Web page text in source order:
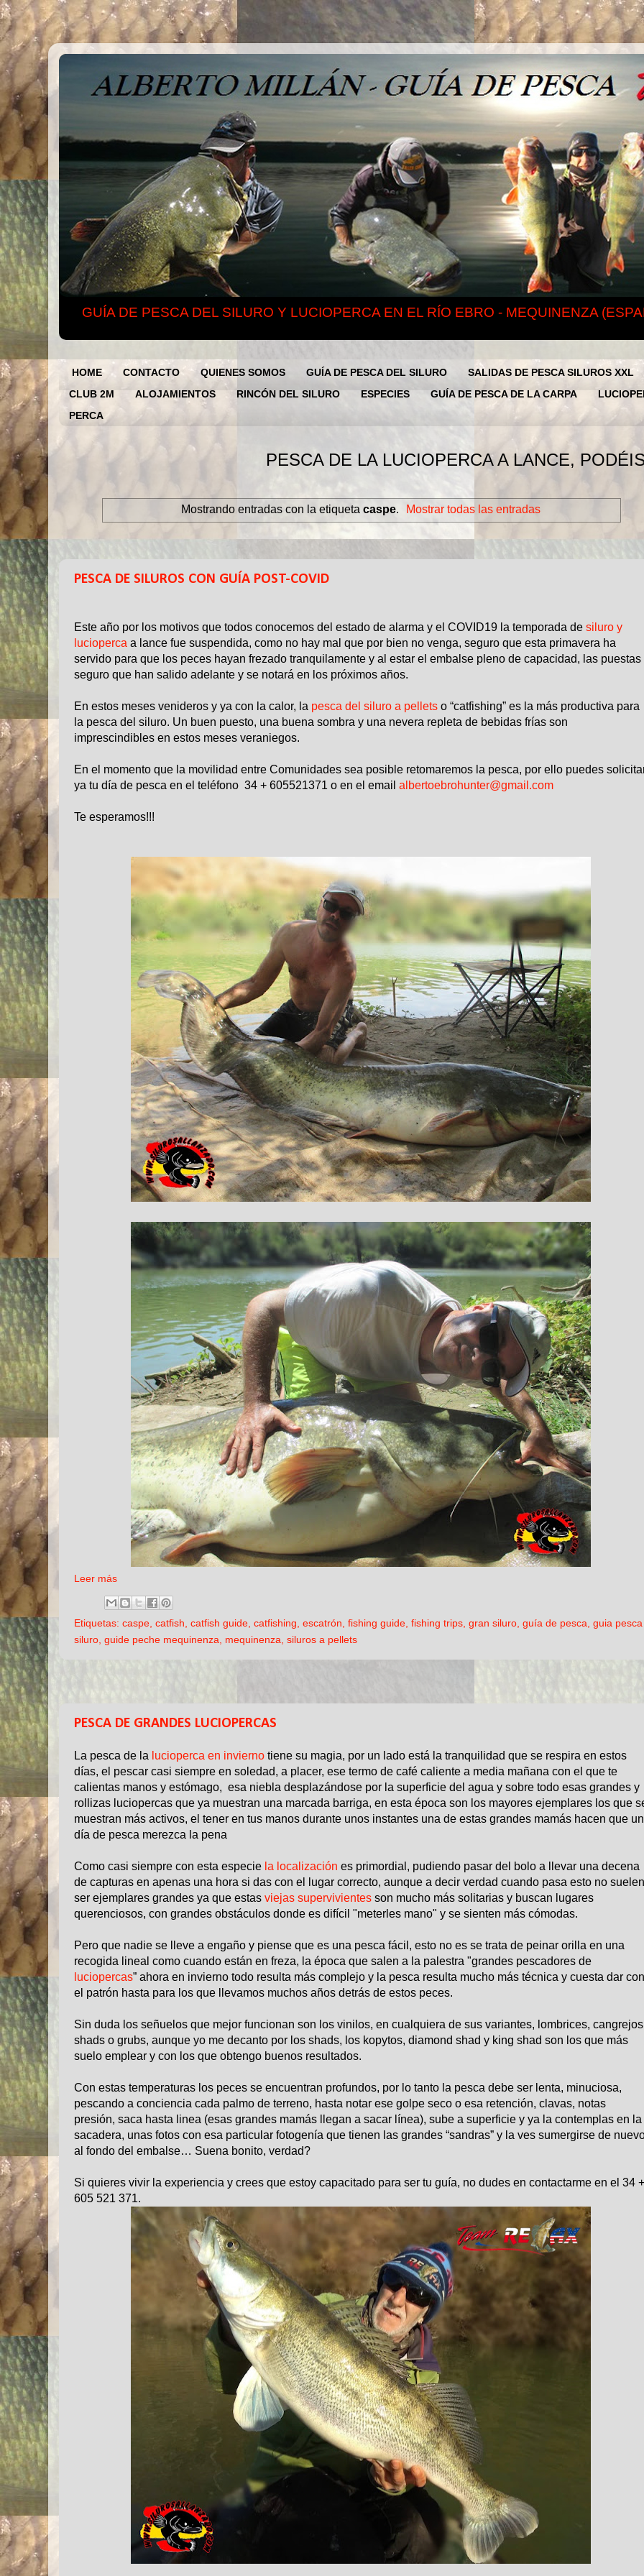
GUÍA DE PESCA DEL SILURO Y LUCIOPERCA EN EL RÍO EBRO - MEQUINENZA
HOME CONTACTO QUIENES SOMOS GUÍA DE PESCA DEL SILURO
SALIDAS DE PESCA SILUROS XXL
CLUB 2M
ALOJAMIENTOS RINCÓN DEL SILURO ESPECIES GUÍA DE PESCA DE LA CARPA
PERCA
PESCA DE LA LUCIOPERCA A LANCE, PODÉIS RESERVAR
Mostrando entradas con la etiqueta caspe. Mostrar todas las entradas
12 JUN 2020
PESCA DE SILUROS CON GUÍA POST-COVID
Este año por los motivos que todos conocemos del estado de alarma y el COVID19 la temporada de siluro y
lucioperca a lance fue suspendida, como no hay mal que por bien no venga, seguro que esta primavera ha
servido para que los peces hayan frezado tranquilamente y al estar el embalse pleno de capacidad, las puestas
seguro que han salido adelante y se notará en los próximos años.
En estos meses venideros y ya con la calor, la pesca del siluro a pellets o “catfishing” es la más productiva para
la pesca del siluro. Un buen puesto, una buena sombra y una nevera repleta de bebidas frías son
imprescindibles en estos meses veraniegos.
En el momento que la movilidad entre Comunidades sea posible retomaremos la pesca, por ello puedes
ya tu día de pesca en el teléfono 34 + 605521371 o en el email albertoebrohunter@gmail.com
Te esperamos!!!
Leer más
Etiquetas: caspe, catfish, catfish guide, catfishing, escatrón, fishing guide, fishing trips, gran siluro, guía de pesca, guia pesca
siluro, guide peche mequinenza, mequinenza, siluros a pellets
PESCA DE GRANDES LUCIOPERCAS
La pesca de la lucioperca en invierno tiene su magia, por un lado está la tranquilidad que se respira en estos
días, el pescar casi siempre en soledad, a placer, ese termo de café caliente a media mañana con el que te
calientas manos y estómago, esa niebla desplazándose por la superficie del agua y sobre todo esas grandes y
rollizas luciopercas que ya muestran una marcada barriga, en esta época son los mayores ejemplares los que
muestran más activos, el tener en tus manos durante unos instantes una de estas grandes mamás hacen que un
día de pesca merezca la pena
Como casi siempre con esta especie la localización es primordial, pudiendo pasar del bolo a llevar una decena
de capturas en apenas una hora si das con el lugar correcto, aunque a decir verdad cuando pasa esto no suelen
ser ejemplares grandes ya que estas viejas supervivientes son mucho más solitarias y buscan lugares
querenciosos, con grandes obstáculos donde es difícil "meterles mano" y se sienten más cómodas.
Pero que nadie se lleve a engaño y piense que es una pesca fácil, esto no es se trata de peinar orilla en una
recogida lineal como cuando están en freza, la época que salen a la palestra "grandes pescadores de
luciopercas” ahora en invierno todo resulta más complejo y la pesca resulta mucho más técnica y cuesta dar con
el patrón hasta para los que llevamos muchos años detrás de estos peces.
Sin duda los señuelos que mejor funcionan son los vinilos, en cualquiera de sus variantes, lombrices,
shads o grubs, aunque yo me decanto por los shads, los kopytos, diamond shad y king shad son los que más
suelo emplear y con los que obtengo buenos resultados.
Con estas temperaturas los peces se encuentran profundos, por lo tanto la pesca debe ser lenta, minuciosa,
pescando a conciencia cada palmo de terreno, hasta notar ese golpe seco o esa retención, clavas, notas
presión, saca hasta linea (esas grandes mamás llegan a sacar línea), sube a superficie y ya la contemplas en la
sacadera, unas fotos con esa particular fotogenía que tienen las grandes “sandras” y la ves sumergirse de
al fondo del embalse… Suena bonito, verdad?
Si quieres vivir la experiencia y crees que estoy capacitado para ser tu guía, no dudes en contactarme en el 34 +
605 521 371.